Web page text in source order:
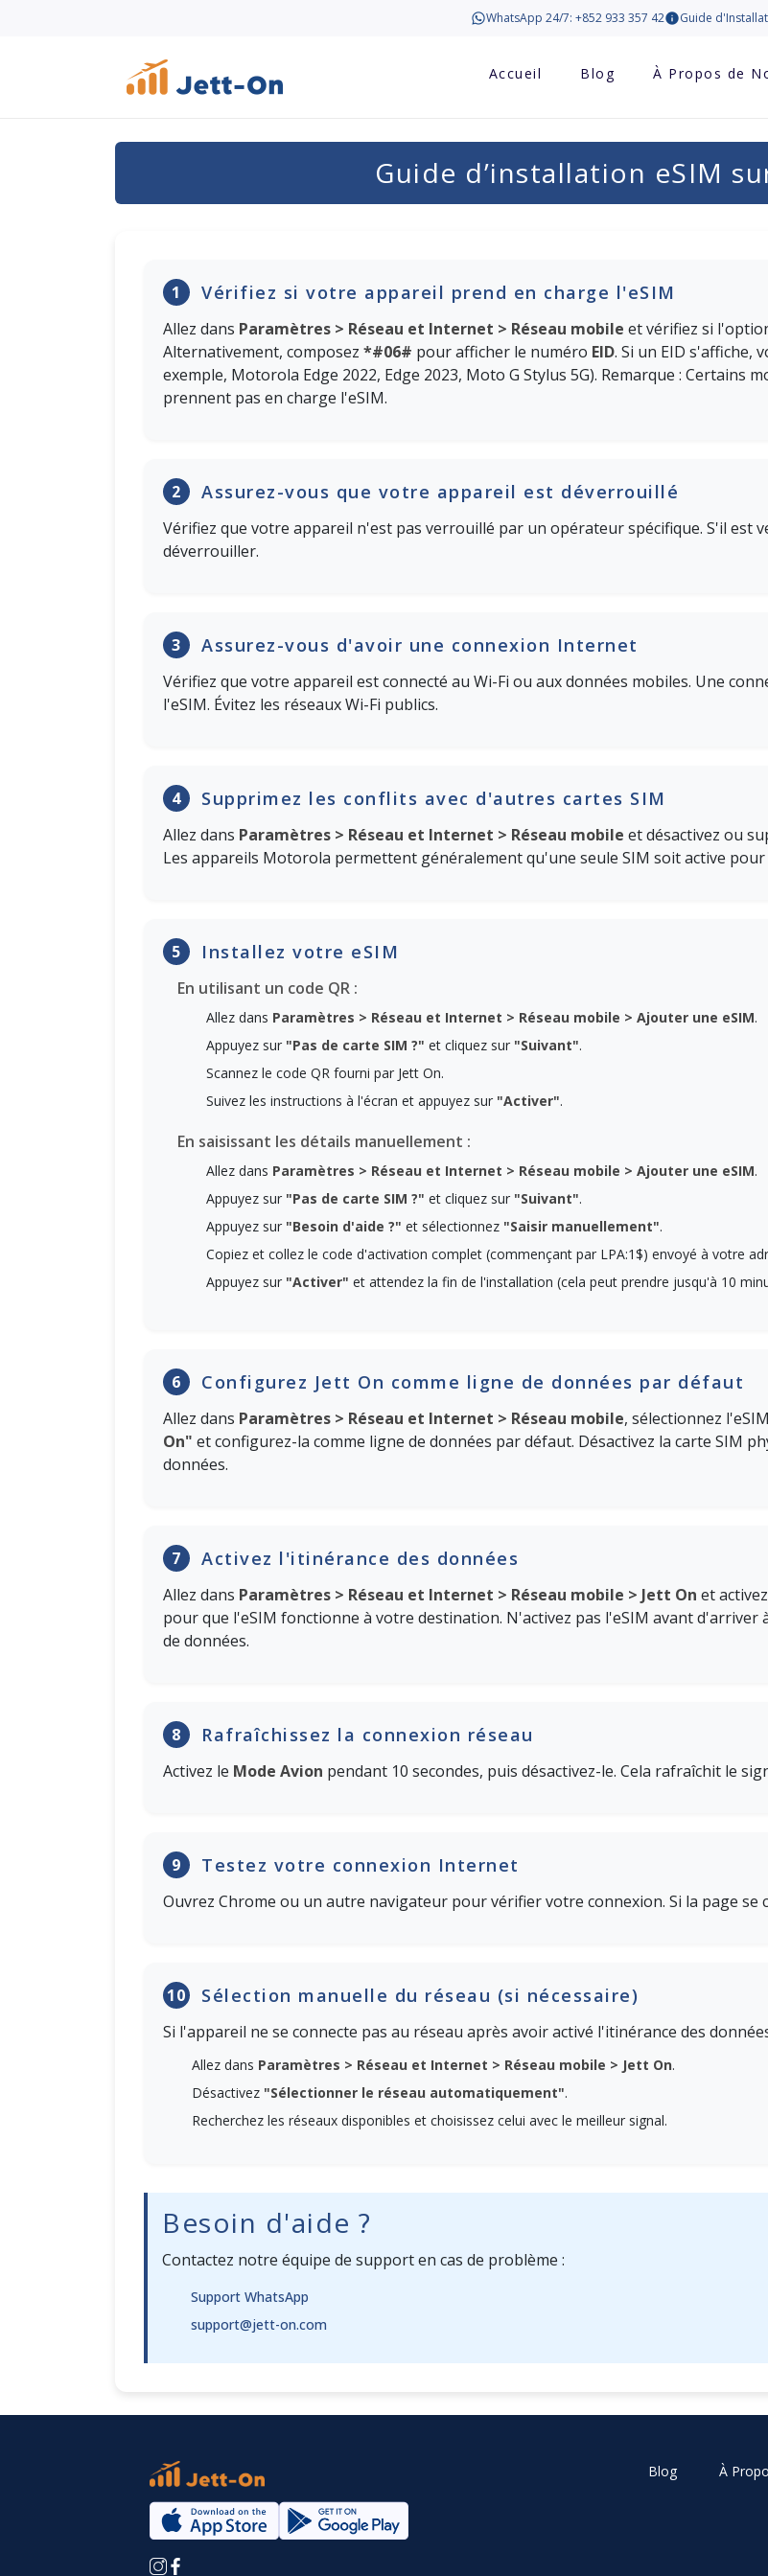
WhatsApp 24/7: +852 933 357 42 Guide
Accueil Blog À Propos de
Guide d’installation eSIM
1 Vérifiez si votre appareil prend en charge l'eSIM
Allez dans Paramètres > Réseau et Internet > Réseau mobile et vérifiez si
Alternativement, composez *#06# pour afficher le numéro EID. Si un EID s'affiche,
exemple, Motorola Edge 2022, Edge 2023, Moto G Stylus 5G). Remarque : Certains
prennent pas en charge l'eSIM.
2 Assurez-vous que votre appareil est déverrouillé
Vérifiez que votre appareil n'est pas verrouillé par un opérateur spécifique. S'il est
déverrouiller.
3 Assurez-vous d'avoir une connexion Internet
Vérifiez que votre appareil est connecté au Wi-Fi ou aux données mobiles. Une
l'eSIM. Évitez les réseaux Wi-Fi publics.
4 Supprimez les conflits avec d'autres cartes SIM
Allez dans Paramètres > Réseau et Internet > Réseau mobile et désactivez ou
Les appareils Motorola permettent généralement qu'une seule SIM soit active pour
5 Installez votre eSIM
En utilisant un code QR :
Allez dans Paramètres > Réseau et Internet > Réseau mobile > Ajouter une eSIM.
Appuyez sur "Pas de carte SIM ?" et cliquez sur "Suivant".
Scannez le code QR fourni par Jett On.
Suivez les instructions à l'écran et appuyez sur "Activer".
En saisissant les détails manuellement :
Allez dans Paramètres > Réseau et Internet > Réseau mobile > Ajouter une eSIM.
Appuyez sur "Pas de carte SIM ?" et cliquez sur "Suivant".
Appuyez sur "Besoin d'aide ?" et sélectionnez "Saisir manuellement".
Copiez et collez le code d'activation complet (commençant par LPA:1$) envoyé à votre
Appuyez sur "Activer" et attendez la fin de l'installation (cela peut prendre jusqu'à 10
6 Configurez Jett On comme ligne de données par défaut
Allez dans Paramètres > Réseau et Internet > Réseau mobile, sélectionnez
On" et configurez-la comme ligne de données par défaut. Désactivez la carte SIM
données.
7 Activez l'itinérance des données
Allez dans Paramètres > Réseau et Internet > Réseau mobile > Jett On et activez
pour que l'eSIM fonctionne à votre destination. N'activez pas l'eSIM avant
de données.
8 Rafraîchissez la connexion réseau
Activez le Mode Avion pendant 10 secondes, puis désactivez-le. Cela rafraîchit le
9 Testez votre connexion Internet
Ouvrez Chrome ou un autre navigateur pour vérifier votre connexion. Si la page se
10 Sélection manuelle du réseau (si nécessaire)
Si l'appareil ne se connecte pas au réseau après avoir activé l'itinérance des
Allez dans Paramètres > Réseau et Internet > Réseau mobile > Jett On.
Désactivez "Sélectionner le réseau automatiquement".
Recherchez les réseaux disponibles et choisissez celui avec le meilleur signal.
Besoin d'aide ?
Contactez notre équipe de support en cas de problème :
Support WhatsApp
support@jett-on.com
Blog À